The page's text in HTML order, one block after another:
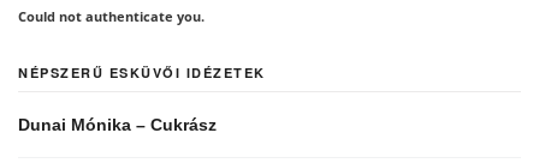
Could not authenticate you.
NÉPSZERŰ ESKÜVŐI IDÉZETEK
Dunai Mónika – Cukrász